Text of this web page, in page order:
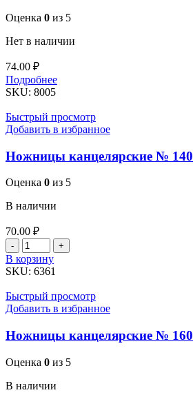
Оценка 0 из 5
Нет в наличии
74.00 ₽
Подробнее
SKU: 8005
Быстрый просмотр
Добавить в избранное
Ножницы канцелярские № 140
Оценка 0 из 5
В наличии
70.00 ₽
Количество
товара
Ножницы
№
140
В корзину
SKU: 6361
Быстрый просмотр
Добавить в избранное
Ножницы канцелярские № 160
Оценка 0 из 5
В наличии